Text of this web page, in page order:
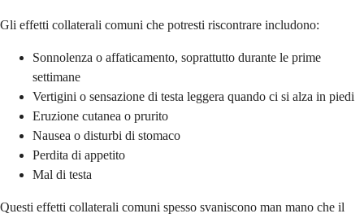
Gli effetti collaterali comuni che potresti riscontrare includono:
Sonnolenza o affaticamento, soprattutto durante le prime
settimane
Vertigini o sensazione di testa leggera quando ci si alza in piedi
Eruzione cutanea o prurito
Nausea o disturbi di stomaco
Perdita di appetito
Mal di testa
Questi effetti collaterali comuni spesso svaniscono man mano che il